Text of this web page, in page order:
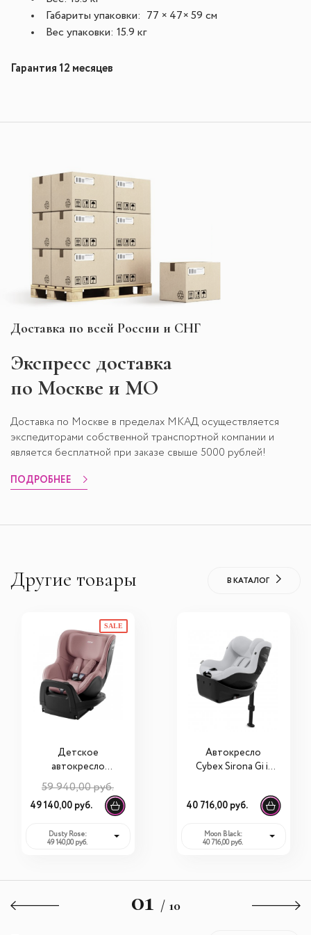
Габариты упаковки: 77 × 47× 59 см
Вес упаковки: 15.9 кг
Гарантия 12 месяцев
Доставка по всей России и СНГ
Экспресс доставка
по Москве и МО
Доставка по Москве в пределах МКАД осуществляется
экспедиторами собственной транспортной компании и
является бесплатной при заказе свыше 5000 рублей!
ПОДРОБНЕЕ
Другие товары В КАТАЛОГ
SALE
Детское
автокресло
Roemer Dualfix 5Z
+ Vario base 5Z
59 940,00 руб.
49 140,00 руб.
Dusty Rose:
49 140,00 руб.
Автокресло
Cybex Sirona Gi i-
40 716,00 руб.
Moon Black:
40 716,00 руб.
01 / 10